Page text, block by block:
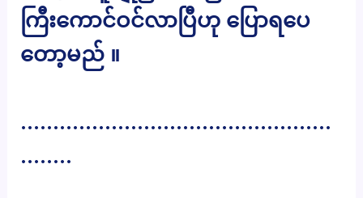
ကြီးကောင်ဝင်လာပြီဟု ပြောရပေ
တော့မည် ။
…………………………………………
……..